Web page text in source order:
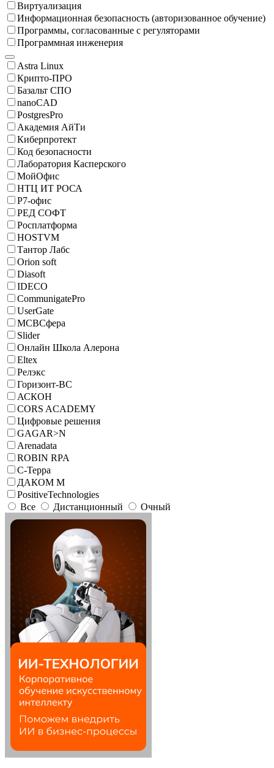
Виртуализация
Информационная безопасность (авторизованное обучение)
Программы, согласованные с регуляторами
Программная инженерия
Astra Linux
Крипто-ПРО
Базальт СПО
nanoCAD
PostgresPro
Академия АйТи
Киберпротект
Код безопасности
Лаборатория Касперского
МойОфис
НТЦ ИТ РОСА
Р7-офис
РЕД СОФТ
Росплатформа
HOSTVM
Тантор Лабс
Orion soft
Diasoft
IDECO
CommunigatePro
UserGate
МСВСфера
Slider
Онлайн Школа Алерона
Eltex
Релэкс
Горизонт-ВС
АСКОН
CORS ACADEMY
Цифровые решения
GAGAR>N
Arenadata
ROBIN RPA
С-Терра
ДАКОМ М
PositiveTechnologies
Все
Дистанционный Очный